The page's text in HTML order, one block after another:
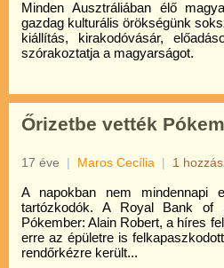
Minden Ausztráliában élő
gazdag kulturális örökségünk
kiállítás, kirakodóvásár,
szórakoztatja a magyarságot.
Őrizetbe vették
17 éve | Maros Cecília | 1
A napokban nem mindennapi
tartózkodók. A Royal Bank of
Pókember: Alain Robert, a híres
erre az épületre is
rendőrkézre került...